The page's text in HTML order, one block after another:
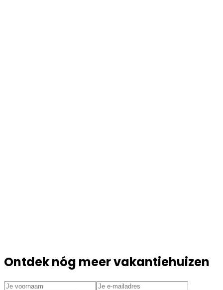
Ontdek nóg meer vakantiehuizen